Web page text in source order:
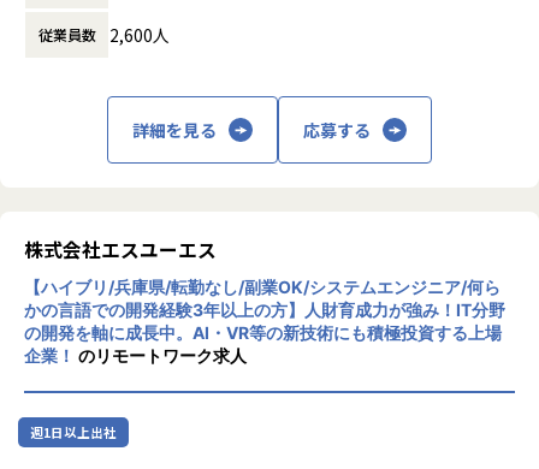
です。
会社の定める範囲
◎エンジニアファーストの環境
考えのもと、エンジニアの成長を第一としております。元エ
ンジニアの教育フォロー担当者とは定期的にキャリア面談を
行う他、業務の相談等気軽にできる環境や、資格取得支援制
残業は月平均10H 程度で、リモートができる案件もありま
す。
また、有給休暇取得率も80 ％超と休みが取りやすい環境も嬉
しいポイント♪
これにより、4年連続で「健康経営優良法人2026（大企業法
【業務の変更の範囲】
会社の定める範囲
従業員数 2,600人
詳細を見る 応募する
株式会社エスユーエス
【ハイブリ/兵庫県/転勤なし/副業OK/システムエンジニア/何ら
かの言語での開発経験3年以上の方】人財育成力が強み！IT分野
の開発を軸に成長中。AI・VR等の新技術にも積極投資する上場
企業！ のリモートワーク求人
週1日以上出社